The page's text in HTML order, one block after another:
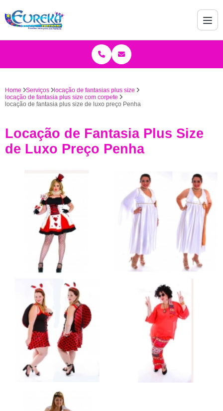
Home Serviços
locação de fantasias plus size
locação de fantasia plus size com corpete
locação de fantasia plus size de luxo preço Penha
Locação de Fantasia Plus Size
de Luxo Preço Penha